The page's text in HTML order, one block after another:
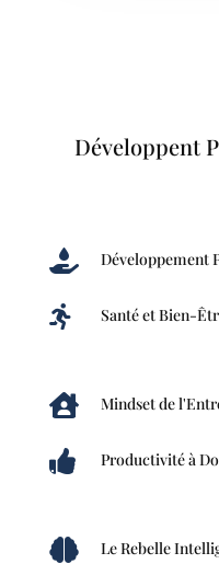
Développent
 Développement
 Santé et Bien-
 Mindset de
 Productivité à
 Le Rebelle